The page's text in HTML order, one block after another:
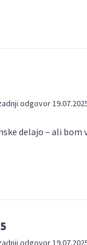
odgovor
delajo – ali
odgovor